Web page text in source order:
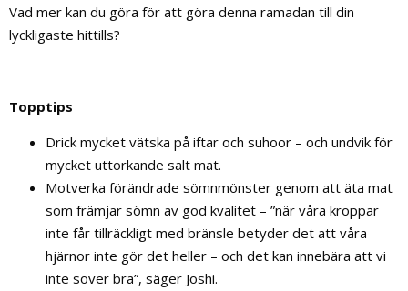
Vad mer kan du göra för att göra denna ramadan till din
lyckligaste hittills?
Topptips
Drick mycket vätska på iftar och suhoor – och undvik för
mycket uttorkande salt mat.
Motverka förändrade sömnmönster genom att äta mat
som främjar sömn av god kvalitet – ”när våra kroppar
inte får tillräckligt med bränsle betyder det att våra
hjärnor inte gör det heller – och det kan innebära att vi
inte sover bra”, säger Joshi.